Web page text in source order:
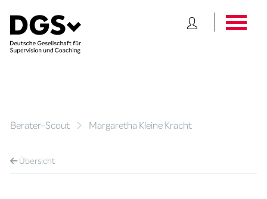
Berater-Scout Margaretha Kleine Kracht
Übersicht